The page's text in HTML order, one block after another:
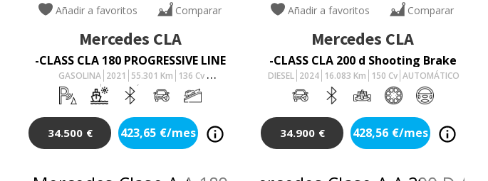
Añadir a favoritos Comparar
Mercedes CLA
-CLASS CLA 180 PROGRESSIVE LINE
GASOLINA 2021 55.301 Km 136 Cv
AUTOMÁTICO
34.500 € 423,65 €/mes
Añadir a favoritos Comparar
Mercedes CLA
-CLASS CLA 200 d Shooting Brake
DIESEL 2024 16.083 Km 150 Cv AUTOMÁTICO
34.900 € 428,56 €/mes